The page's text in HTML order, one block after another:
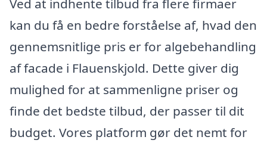
Ved at indhente tilbud fra flere firmaer
kan du få en bedre forståelse af, hvad den
gennemsnitlige pris er for algebehandling
af facade i Flauenskjold. Dette giver dig
mulighed for at sammenligne priser og
finde det bedste tilbud, der passer til dit
budget. Vores platform gør det nemt for